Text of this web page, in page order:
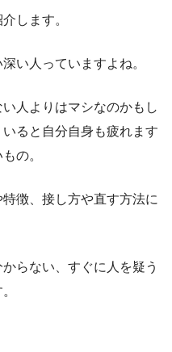
します。
い人っていますよね。
人よりはマシなのかもし
ると自分自身も疲れます
の。
徴、接し方や直す方法に
らない、すぐに人を疑う